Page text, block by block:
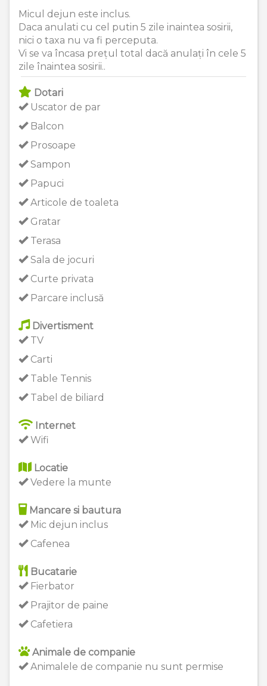
Micul dejun este inclus.
Daca anulati cu cel putin 5 zile inaintea sosirii,
nici o taxa nu va fi perceputa.
Vi se va încasa prețul total dacă anulați în cele 5
zile înaintea sosirii..
Dotari
Uscator de par
Balcon
Prosoape
Sampon
Papuci
Articole de toaleta
Gratar
Terasa
Sala de jocuri
Curte privata
Parcare inclusă
Divertisment
TV
Carti
Table Tennis
Tabel de biliard
Internet
Wifi
Locatie
Vedere la munte
Mancare si bautura
Mic dejun inclus
Cafenea
Bucatarie
Fierbator
Prajitor de paine
Cafetiera
Animale de companie
Animalele de companie nu sunt permise